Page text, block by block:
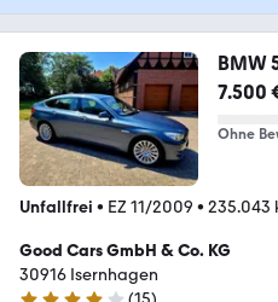
BMW
7.500
Ohne
Unfallfrei • EZ 11/2009 • 235.043
Good Cars GmbH & Co. KG
30916 Isernhagen